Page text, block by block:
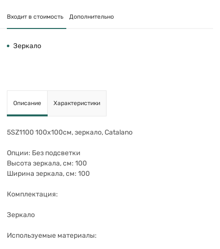
Входит в стоимость Дополнительно
Зеркало
Описание Характеристики
5SZ1100 100х100см, зеркало, Catalano
Опции: Без подсветки
Высота зеркала, см: 100
Ширина зеркала, см: 100
Комплектация:
Зеркало
Используемые материалы: